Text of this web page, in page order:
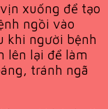
xuống để tạo
ngồi vào
khi người bệnh
lên lại để làm
tránh ngã